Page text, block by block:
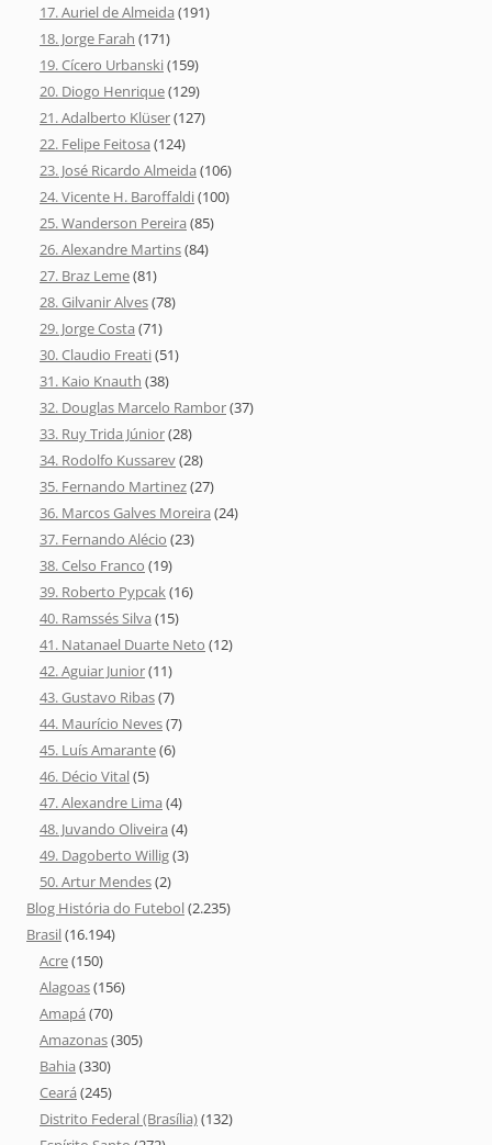
17. Auriel de Almeida (191)
18. Jorge Farah (171)
19. Cícero Urbanski(159)
20. Diogo Henrique(129)
21. Adalberto Klüser(127)
22. Felipe Feitosa (124)
23. José Ricardo Almeida (106)
24. Vicente H. Baroffaldi(100)
25. Wanderson Pereira (85)
26. Alexandre Martins(84)
27. Braz Leme(81)
28. Gilvanir Alves(78)
29. Jorge Costa (71)
30. Claudio Freati(51)
31. Kaio Knauth (38)
32. Douglas Marcelo Rambor(37)
33. Ruy Trida Júnior(28)
34. Rodolfo Kussarev(28)
35. Fernando Martinez(27)
36. Marcos Galves Moreira (24)
37. Fernando Alécio (23)
38. Celso Franco (19)
39. Roberto Pypcak(16)
40. Ramssés Silva (15)
41. Natanael Duarte Neto (12)
42. Aguiar Junior(11)
43. Gustavo Ribas(7)
44. Maurício Neves(7)
45. Luís Amarante(6)
46. Décio Vital(5)
47. Alexandre Lima (4)
48. Juvando Oliveira (4)
49. Dagoberto Willig(3)
50. Artur Mendes(2)
Blog História do Futebol(2.235)
Brasil(16.194)
Acre(150)
Alagoas(156)
Amapá (70)
Amazonas(305)
Bahia (330)
Ceará (245)
Distrito Federal (Brasília)(132)